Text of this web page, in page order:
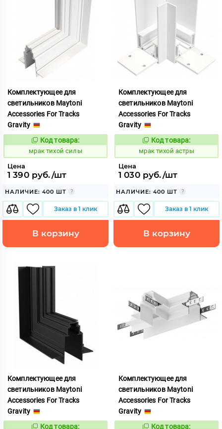
Комплектующее для
светильников Maytoni
Accessories For Tracks
Gravity
Код:
1059588
Код товара:
мрак тихой силы
Цена
1 390 руб./шт
НАЛИЧИЕ: 400 ШТ
Заказ в 1 клик
В корзину
Комплектующее для
светильников Maytoni
Accessories For Tracks
Gravity
Код:
1059581
Код товара:
мрак тихой астры
Цена
1 030 руб./шт
НАЛИЧИЕ: 400 ШТ
Заказ в 1 клик
В корзину
Комплектующее для
светильников Maytoni
Accessories For Tracks
Gravity
Код товара:
Комплектующее для
светильников Maytoni
Accessories For Tracks
Gravity
Код товара: